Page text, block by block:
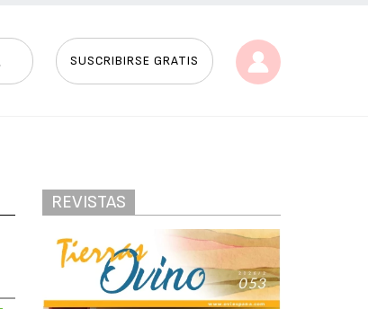
SUSCRIBIRSE GRATIS
REVISTAS